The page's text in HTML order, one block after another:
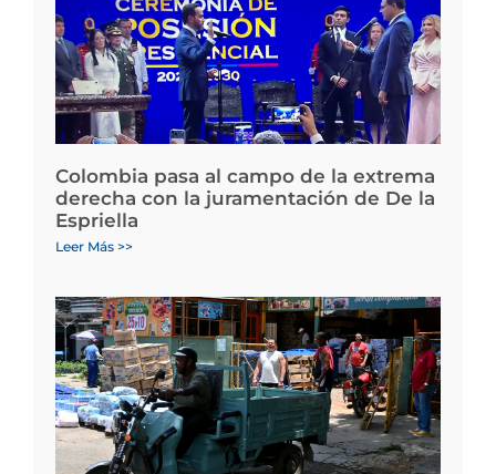
Colombia pasa al campo de la extrema
derecha con la juramentación de De la
Espriella
Leer Más >>